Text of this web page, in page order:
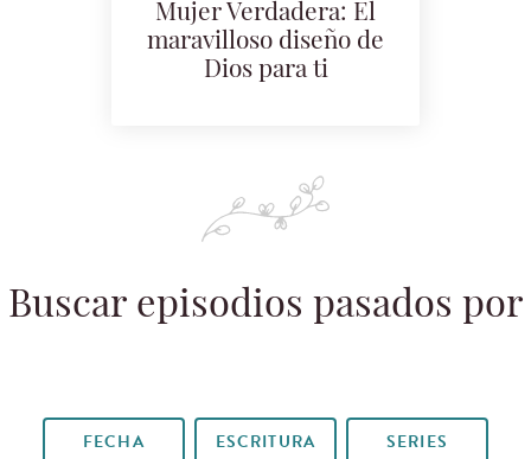
Mujer Verdadera: El
maravilloso diseño de
Dios para ti
Buscar episodios pasados por
FECHA ESCRITURA SERIES